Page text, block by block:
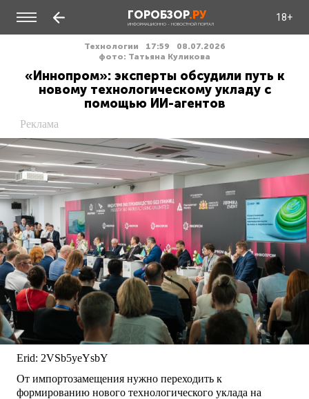
ГОРОБЗОР.РУ
ИНФОРМАЦИОННО - НОВОСТНОЙ ПОРТАЛ
18+
Технологии 17:59
08.07.2026
фото: Татьяна Куликова
«Иннопром»: эксперты обсудили путь к
новому технологическому укладу с
помощью ИИ-агентов
Реклама
Erid: 2VSb5yeYsbY
От импортозамещения нужно переходить к
формированию нового технологического уклада на